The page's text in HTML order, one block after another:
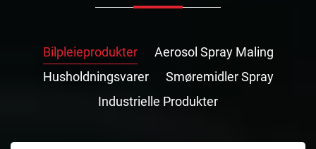
Bilpleieprodukter
Aerosol Spray Maling
Husholdningsvarer
Smøremidler Spray
Industrielle Produkter